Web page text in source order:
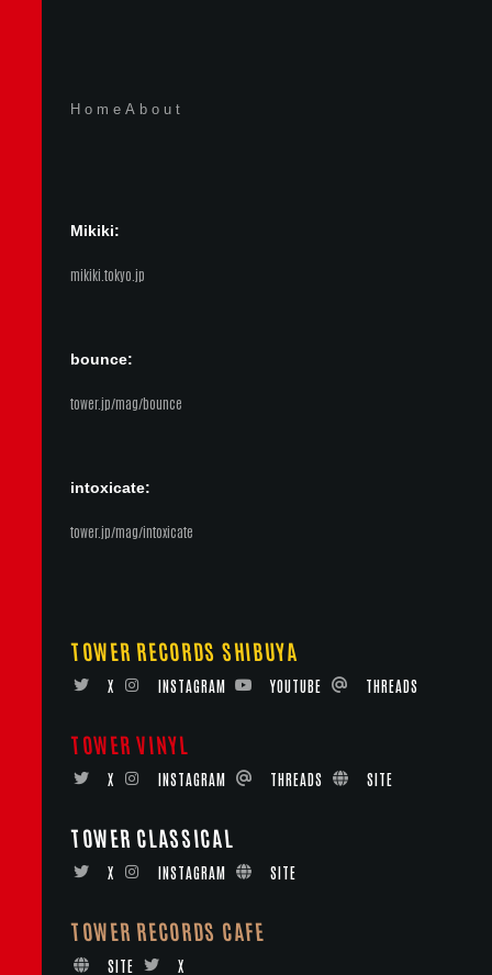
Home About
Mikiki:
mikiki.tokyo.jp
bounce:
tower.jp/mag/bounce
intoxicate:
tower.jp/mag/intoxicate
TOWER RECORDS SHIBUYA
X INSTAGRAM YOUTUBE THREADS
TOWER VINYL
X INSTAGRAM THREADS SITE
TOWER CLASSICAL
X INSTAGRAM SITE
TOWER RECORDS CAFE
SITE X